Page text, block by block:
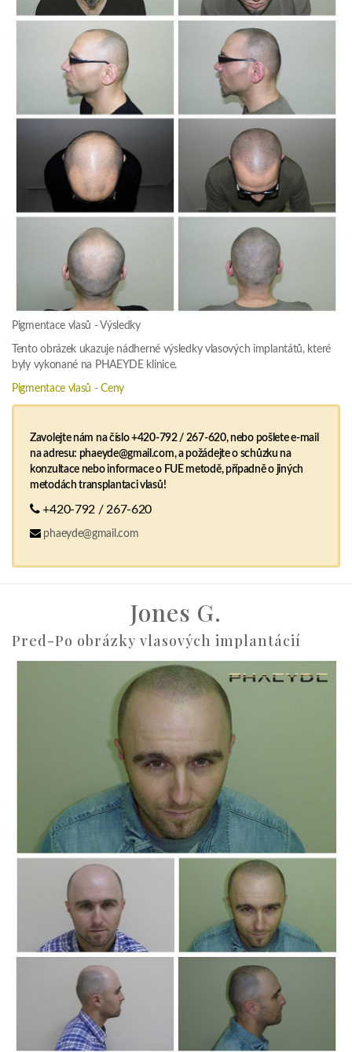
Pigmentace vlasů - Výsledky
Tento obrázek ukazuje nádherné výsledky vlasových implantátů, které
byly vykonané na PHAEYDE klinice.
Pigmentace vlasů - Ceny
Zavolejte nám na číslo +420-792 / 267-620, nebo pošlete e-mail
na adresu: phaeyde@gmail.com, a požádejte o schůzku na
konzultace nebo informace o FUE metodě, případně o jiných
metodách transplantaci vlasů!
+420-792 / 267-620
phaeyde@gmail.com
Jones G.
Pred-Po obrázky vlasových implantácií